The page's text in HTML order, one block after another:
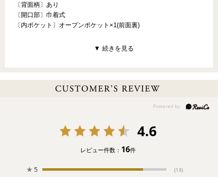
〔背面柄〕あり
〔開口部〕巾着式
〔内ポケット〕オープンポケット×1(前面裏)
野にいる小さな生き物たちが織り成す楽しい柄“ハイジ”は、その柔
4.6
レビュー件数： 16件
★ 5 (13)